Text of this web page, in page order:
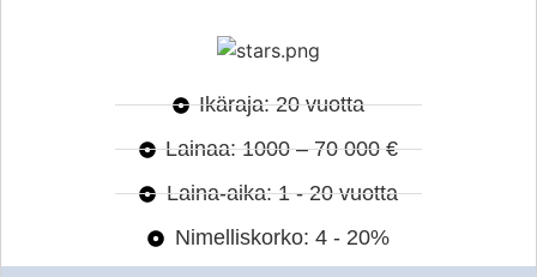
Ikäraja: 20 vuotta
Lainaa: 1000 – 70 000 €
Laina-aika: 1 - 20 vuotta
Nimelliskorko: 4 - 20%